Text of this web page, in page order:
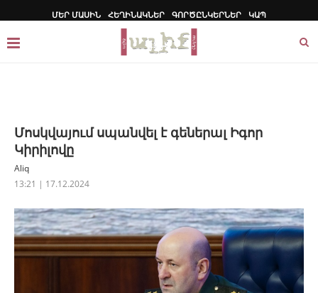
ՄԵՐ ՄԱՍԻՆ ՀԵՂԻՆԱԿՆԵՐ ԳՈՐԾԸՆԿԵՐՆԵՐ ԿԱՊ
Մոսկվայում սպանվել է գեներալ Իգոր
Կիրիլովը
Aliq
13:21 | 17.12.2024